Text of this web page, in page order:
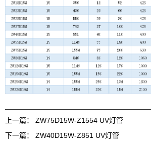
上一篇： ZW75D15W-Z1554 UV灯管
下一篇： ZW40D15W-Z851 UV灯管